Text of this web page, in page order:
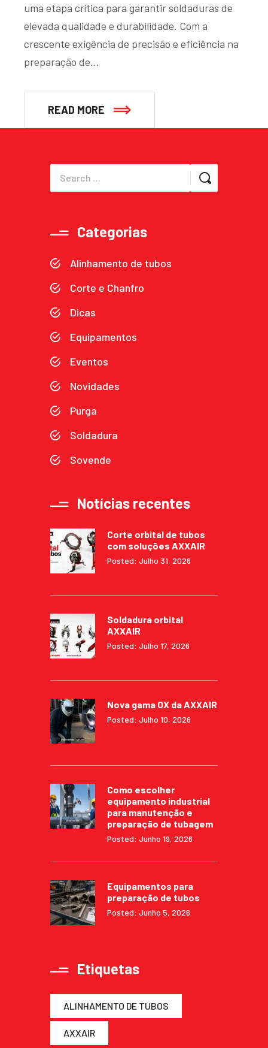
uma etapa crítica para garantir soldaduras de
elevada qualidade e durabilidade. Com a
crescente exigência de precisão e eficiência na
preparação de…
READ MORE
Categorias
Alinhamento de tubos
Corte e Chanfro
Dicas
Equipamentos
Eventos
Novidades
Purga
Soldadura
Sovende
Notícias recentes
Corte orbital de tubos
com soluções AXXAIR
Posted: Julho 31, 2026
Soldadura orbital
AXXAIR
Posted: Julho 17, 2026
Nova gama OX da AXXAIR
Posted: Julho 10, 2026
Como escolher
equipamento industrial
para manutenção e
preparação de tubagem
Posted: Junho 19, 2026
Equipamentos para
preparação de tubos
Posted: Junho 5, 2026
Etiquetas
ALINHAMENTO DE TUBOS
AXXAIR